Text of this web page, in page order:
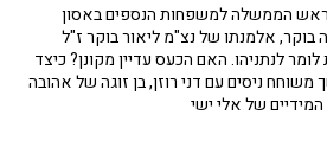
ראש הממשלה למשפחות הנספים באסון
בוקר, אלמנתו של נצ"מ ליאור בוקר ז"ל
לנתניהו. האם הכעס עדיין מקונן? כיצד
ניסים עם דני רוזן, בן זוגה של אהובה
של אלי ישי